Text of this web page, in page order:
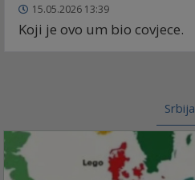
15.05.2026 13:39
Koji je ovo um bio covjece.
Srbija